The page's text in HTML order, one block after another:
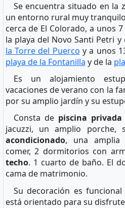
Se encuentra situado en la
un entorno rural muy
cerca de El Colorado, a unos
la playa del Novo Santi Petri y
la Torre del Puerco y a unos
playa de la Fontanilla y de la
Es un alojamiento
vacaciones de verano con la
por su amplio jardín y su
Consta de piscina privada
jacuzzi, un amplio porche,
acondicionado, una amplia
comer, 2 dormitorios con
techo. 1 cuarto de baño. El
cama de matrimonio.
Su decoración es
está orientado para su